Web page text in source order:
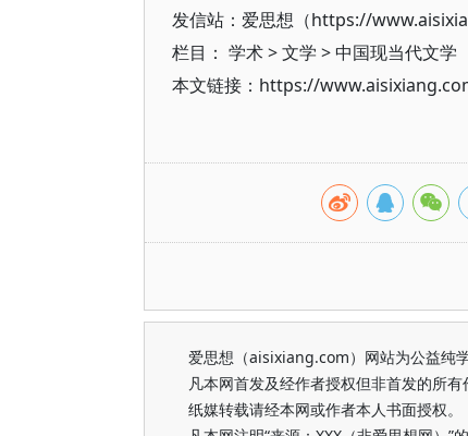
发信站：爱思想（https://
栏目： 学术>文学 >中国现当代文学
本文链接：https://
爱思想（aisixiang.com）网站为公益纯
凡本网首发及经作者授权但非首发的所
纸媒转载请经本网或作者本人书面授权。